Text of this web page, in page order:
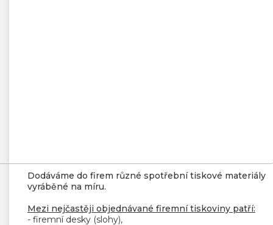
Dodáváme do firem různé spotřební tiskové materiály
vyráběné na míru.
Mezi nejčastěji objednávané firemní tiskoviny patří:
- firemní desky (slohy),